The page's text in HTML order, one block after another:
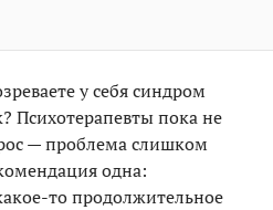
у себя синдром
Психотерапевты пока не
— проблема слишком
одна:
то продолжительное